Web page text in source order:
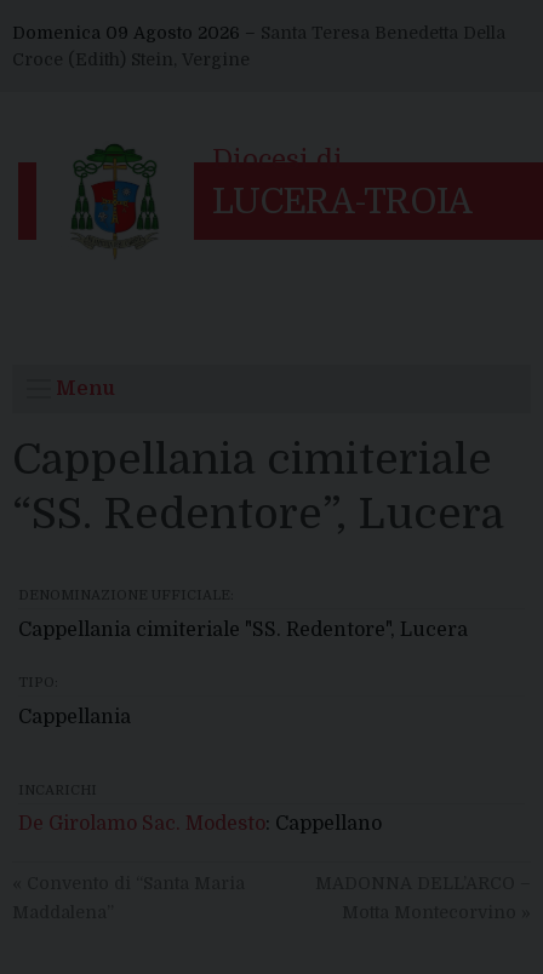
to
content
Domenica 09 Agosto 2026 – Santa Teresa Benedetta Della
Croce (Edith) Stein, Vergine
Menu
Cappellania cimiteriale
“SS. Redentore”, Lucera
DENOMINAZIONE UFFICIALE:
Cappellania cimiteriale "SS. Redentore", Lucera
TIPO:
Cappellania
INCARICHI
De Girolamo Sac. Modesto: Cappellano